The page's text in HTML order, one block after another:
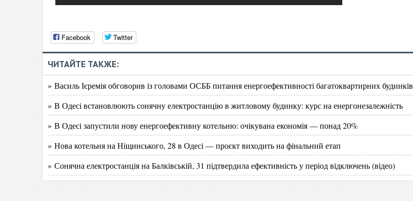
Facebook Twitter
ЧИТАЙТЕ ТАКЖЕ:
» Василь Ієремія обговорив із головами ОСББ питання енергоефективності багатоквартирних будинків
» В Одесі встановлюють сонячну електростанцію в житловому будинку: курс на енергонезалежність
» В Одесі запустили нову енергоефективну котельню: очікувана економія — понад 20%
» Нова котельня на Ніщинського, 28 в Одесі — проєкт виходить на фінальний етап
» Сонячна електростанція на Балківській, 31 підтвердила ефективність у період відключень (відео)